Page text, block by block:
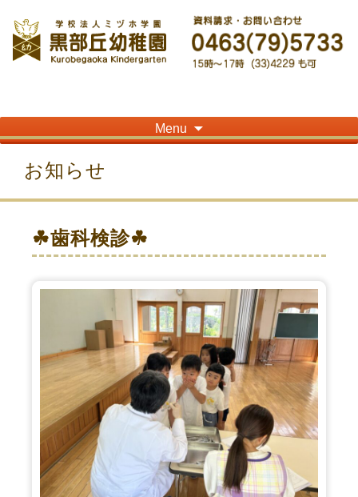
神奈川県平塚市の「学校法人ミヅホ学園黒部丘幼稚園」です！高麗山が見える閑静
な住宅街にある静かな環境で幼児教育を行っています
Menu
to
content
お知らせ
☘歯科検診☘